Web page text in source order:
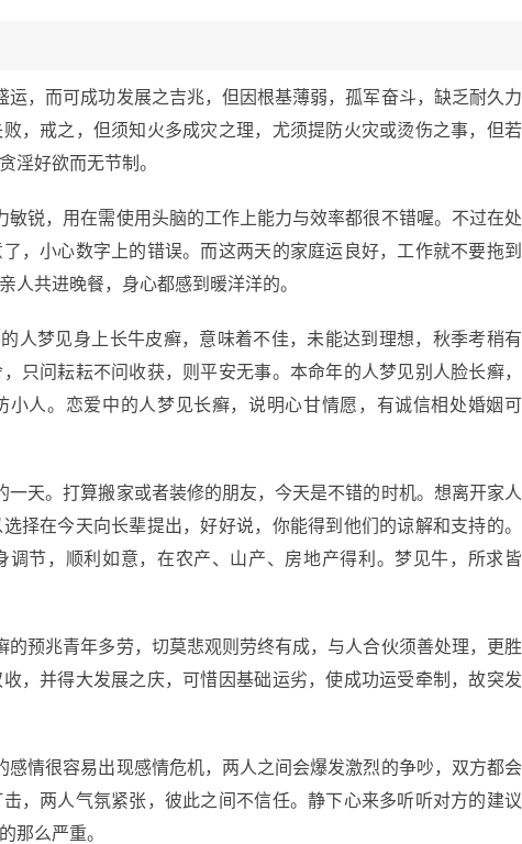
运，而可成功发展之吉兆，但因根基薄弱，孤军奋斗，缺乏耐久力
，戒之，但须知火多成灾之理，尤须提防火灾或烫伤之事，但若
淫好欲而无节制。
敏锐，用在需使用头脑的工作上能力与效率都很不错喔。不过在处
，小心数字上的错误。而这两天的家庭运良好，工作就不要拖到
人共进晚餐，身心都感到暖洋洋的。
人梦见身上长牛皮癣，意味着不佳，未能达到理想，秋季考稍有
只问耘耘不问收获，则平安无事。本命年的人梦见别人脸长癣，
小人。恋爱中的人梦见长癣，说明心甘情愿，有诚信相处婚姻可
天。打算搬家或者装修的朋友，今天是不错的时机。想离开家人
择在今天向长辈提出，好好说，你能得到他们的谅解和支持的。
节，顺利如意，在农产、山产、房地产得利。梦见牛，所求皆
的预兆青年多劳，切莫悲观则劳终有成，与人合伙须善处理，更胜
，并得大发展之庆，可惜因基础运劣，使成功运受牵制，故突发
感情很容易出现感情危机，两人之间会爆发激烈的争吵，双方都会
，两人气氛紧张，彼此之间不信任。静下心来多听听对方的建议
那么严重。